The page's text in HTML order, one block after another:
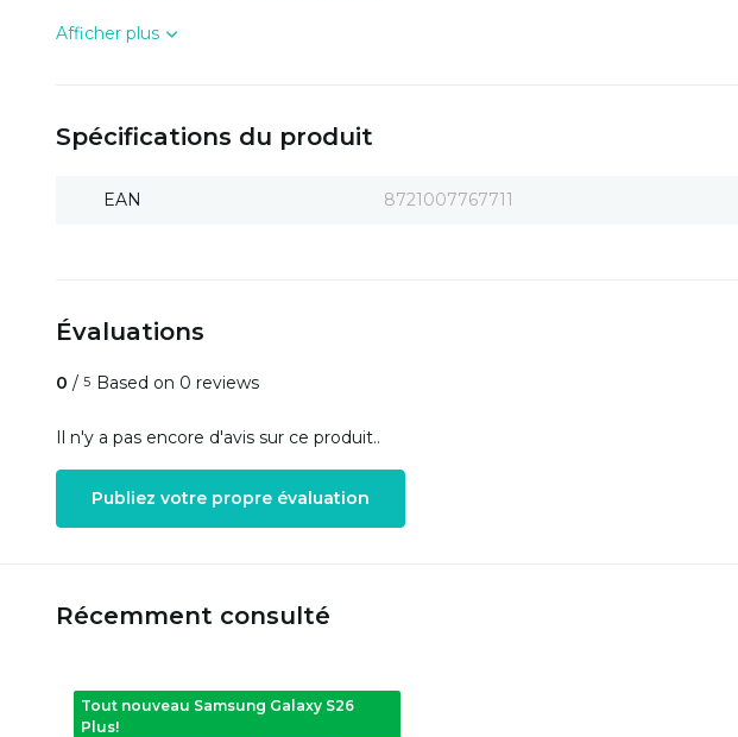
Afficher plus
Spécifications du produit
EAN 8721007767711
Évaluations
0 / 5 Based on 0 reviews
Il n'y a pas encore d'avis sur ce produit..
Publiez votre propre évaluation
Récemment consulté
Tout nouveau Samsung Galaxy S26
Plus!